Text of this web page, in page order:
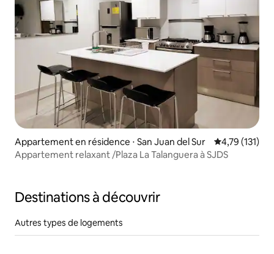
Appartement en résidence ⋅ San Juan del Sur Évaluation
4,79 (131)
Appartement relaxant /Plaza La Talanguera à SJDS
Destinations à découvrir
Autres types de logements